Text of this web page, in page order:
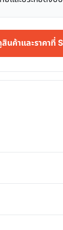
นค้าและราคาที่